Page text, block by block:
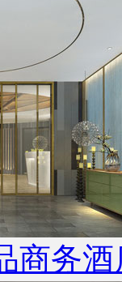
商务